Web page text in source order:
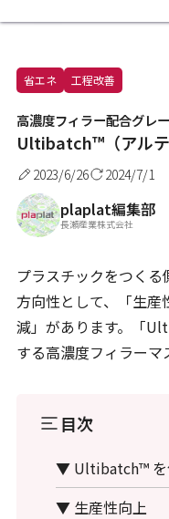
省エネ 工程改善
高濃度フィラー配合グレ
Ultibatch™（アルテ
2023/6/26 2024/7/1
plaplat編集部
長瀬産業株式会社
プラスチックをつく
方向性として、「生
減」があります。「
する高濃度フィラーマ
目次
▼ Ultibatch™ を
▼ 生産性向上